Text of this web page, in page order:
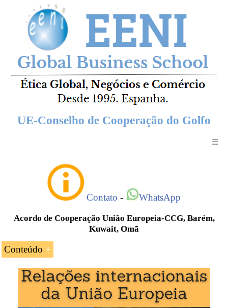
UE-Conselho de Cooperação do Golfo
☰
Contato - WhatsApp
Acordo de Cooperação União Europeia-CCG, Barém,
Kuwait, Omã
Conteúdo
Introdução ao Acordo de Cooperação entre a
União Europeia ( Portugal) e o Conselho de
Cooperação do Golfo (GCC)